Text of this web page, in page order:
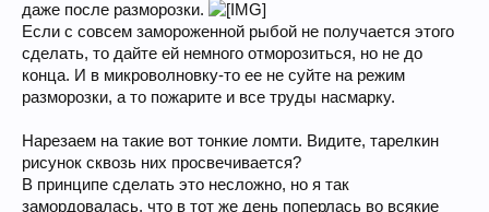
даже после разморозки.
Если с совсем замороженной рыбой не получается этого
сделать, то дайте ей немного отморозиться, но не до
конца. И в микроволновку-то ее не суйте на режим
разморозки, а то пожарите и все труды насмарку.
Нарезаем на такие вот тонкие ломти. Видите, тарелкин
рисунок сквозь них просвечивается?
В принципе сделать это несложно, но я так
замордовалась, что в тот же день поперлась во всякие